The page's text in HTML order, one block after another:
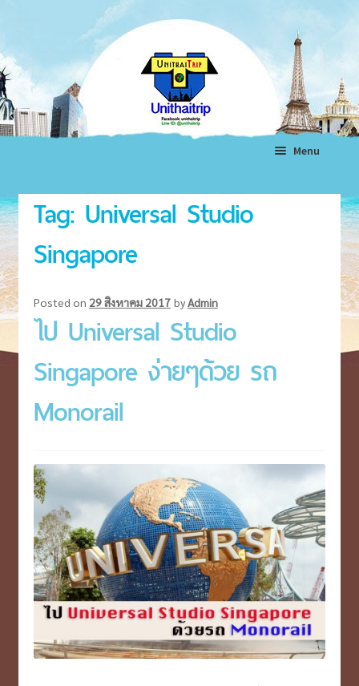
navigation
content
Menu
ทัวร์ต่างประเทศ
Expand
menu
ทัวร์ในประเทศ
Expand
menu
แพ็คเกจทัวร์
Expand
โรงแรม
VOUCHER บุฟเฟ่ต์ ล่องเรือ
ตั๋วเครื่องบิน/รถ
ประกันเ/ไวไฟ/เล้านจ์
Expand
child
menu
Expand
child
ประวัติบริษัท
Expand
child
menu
Tag: Universal Studio
Singapore
Posted on 29 สิงหาคม 2017 byAdmin
ไป Universal Studio
Singapore ง่ายๆด้วย รถ
Monorail